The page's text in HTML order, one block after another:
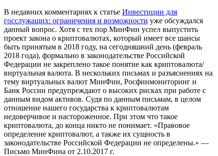
В недавних комментариях к статье Инвестиции для
госслужащих: ограничения и возможности уже обсуждался
данный вопрос. Хотя с тех пор МинФин успел выпустить
проект закона о криптовалютах, который имеет все шансы
быть принятым в 2018 году, на сегодняшний день (февраль
2018 года), формально в законодательстве Российской
Федерации не закреплено такое понятие как криптовалюта/
виртуальная валюта. В нескольких письмах и разъяснениях на
тему виртуальных валют МинФин, Росфинмониторинг и
Банк России предупреждают о высоких рисках при работе с
данным видом активов. Судя по данным письмам, в целом
отношение нашего государства к криптовалютам
недоверчивое и настороженное. При этом что такое
криптовалюта, до конца никто не понимает. «Правовое
определение криптовалют, а также их сущность в
законодательстве Российской Федерации не определены.» —
Письмо МинФина от 2.10.2017 г.